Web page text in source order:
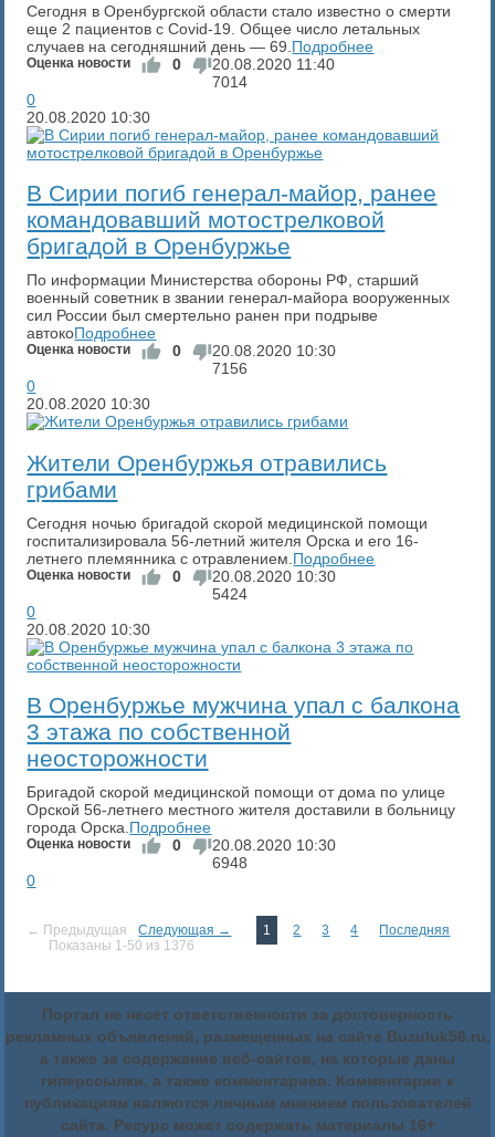
Сегодня в Оренбургской области стало известно о смерти
еще 2 пациентов с Covid-19. Общее число летальных
случаев на сегодняшний день — 69. Подробнее
Оценка новости 0 20.08.2020 11:40
7014
0
20.08.2020 10:30
​В Сирии погиб генерал-майор, ранее
командовавший мотострелковой
бригадой в Оренбуржье
По информации Министерства обороны РФ, старший
военный советник в звании генерал-майора вооруженных
сил России был смертельно ранен при подрыве
автокоПодробнее
Оценка новости 0 20.08.2020 10:30
7156
0
20.08.2020 10:30
​Жители Оренбуржья отравились
грибами
Сегодня ночью бригадой скорой медицинской помощи
госпитализировала 56-летний жителя Орска и его 16-
летнего племянника с отравлением. Подробнее
Оценка новости 0 20.08.2020 10:30
5424
0
20.08.2020 10:30
​В Оренбуржье мужчина упал с балкона
3 этажа по собственной
неосторожности
Бригадой скорой медицинской помощи от дома по улице
Орской 56-летнего местного жителя доставили в больницу
города Орска. Подробнее
Оценка новости 0 20.08.2020 10:30
6948
0
← Предыдущая Следующая → 1 2 3 4
Последняя
Показаны 1-50 из 1376
Портал не несет ответственности за достоверность
рекламных объявлений, размещенных на сайте Buzuluk56.ru,
а также за содержание веб-сайтов, на которые даны
гиперссылки, а также комментариев. Комментарии к
публикациям являются личным мнением пользователей
сайта. Ресурс может содержать материалы 16+